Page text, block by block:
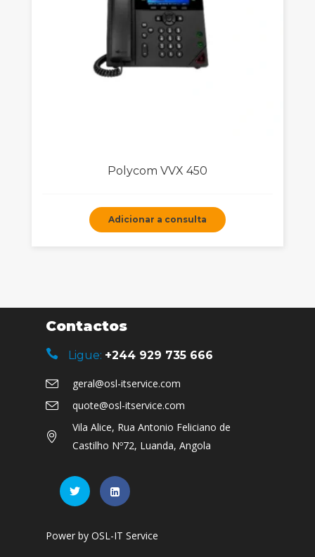
Polycom VVX 450
Adicionar a consulta
Contactos
Ligue: +244 929 735 666
geral@osl-itservice.com
quote@osl-itservice.com
Vila Alice, Rua Antonio Feliciano de
Castilho Nº72, Luanda, Angola
Power by OSL-IT Service